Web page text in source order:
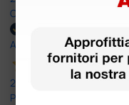
OTTIMO SITO E OTTIMO
Acquirente verificato
25 Maggio 2026
Positiva esperienza di